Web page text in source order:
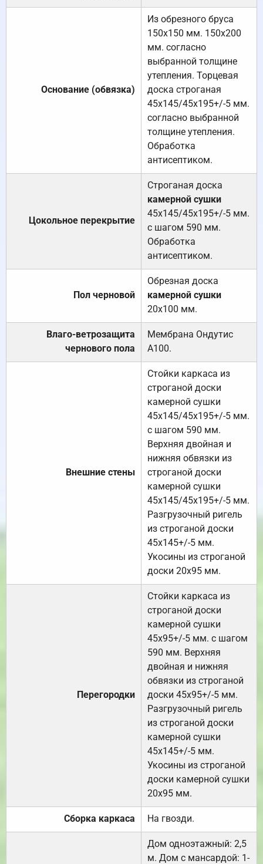
Основание (обвязка)
Из обрезного бруса
150х150 мм. 150х200
мм. согласно
выбранной толщине
утепления. Торцевая
доска строганая
45х145/45х195+/-5 мм.
согласно выбранной
толщине утепления.
Обработка
антисептиком.
Цокольное перекрытие
Строганая доска
камерной сушки
45х145/45х195+/-5 мм.
с шагом 590 мм.
Обработка
антисептиком.
Пол черновой
Обрезная доска
камерной сушки
20х100 мм.
Влаго-ветрозащита
чернового пола
Мембрана Ондутис
А100.
Внешние стены
Стойки каркаса из
строганой доски
камерной сушки
45х145/45х195+/-5 мм.
с шагом 590 мм.
Верхняя двойная и
нижняя обвязки из
строганой доски
камерной сушки
45х145/45х195+/-5 мм.
Разгрузочный ригель
из строганой доски
45х145+/-5 мм.
Укосины из строганой
доски 20х95 мм.
Перегородки
Стойки каркаса из
строганой доски
камерной сушки
45х95+/-5 мм. с шагом
590 мм. Верхняя
двойная и нижняя
обвязки из строганой
доски 45х95+/-5 мм.
Разгрузочный ригель
из строганой доски
камерной сушки
45х145+/-5 мм.
Укосины из строганой
доски камерной сушки
20х95 мм.
Сборка каркаса На гвозди.
Дом одноэтажный: 2,5
м. Дом с мансардой: 1-